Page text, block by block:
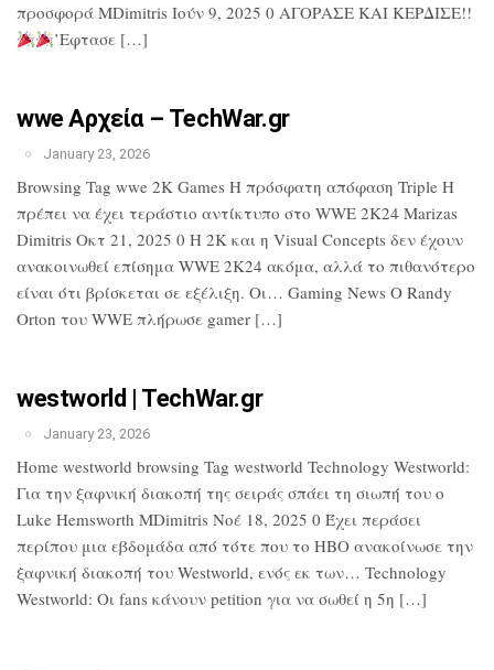
προσφορά MDimitris Ιούν 9, 2025 0 ΑΓΟΡΑΣΕ ΚΑΙ ΚΕΡΔΙΣΕ!!
’Εφτασε […]
wwe Αρχεία – TechWar.gr
January 23, 2026
Browsing Tag wwe 2K Games Η πρόσφατη απόφαση Triple H
πρέπει να έχει τεράστιο αντίκτυπο στο WWE 2K24 Marizas
Dimitris Οκτ 21, 2025 0 Η 2K και η Visual Concepts δεν έχουν
ανακοινωθεί επίσημα WWE 2K24 ακόμα, αλλά το πιθανότερο
είναι ότι βρίσκεται σε εξέλιξη. Οι… Gaming News Ο Randy
Orton του WWE πλήρωσε gamer […]
westworld | TechWar.gr
January 23, 2026
Home westworld browsing Tag westworld Technology Westworld:
Για την ξαφνική διακοπή της σειράς σπάει τη σιωπή του ο
Luke Hemsworth MDimitris Νοέ 18, 2025 0 Έχει περάσει
περίπου μια εβδομάδα από τότε που το HBO ανακοίνωσε την
ξαφνική διακοπή του Westworld, ενός εκ των… Technology
Westworld: Οι fans κάνουν petition για να σωθεί η 5η […]